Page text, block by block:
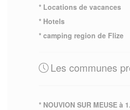
* Locations de vacances
* Hotels
* camping region de Flize
Les communes
* NOUVION SUR MEUSE à